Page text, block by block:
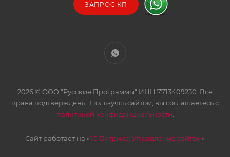
ЗАПРОС КП
2026 © ООО "Русские Программы" ИНН 7713409230. Все
права подтверждены. Пользуясь сайтом, вы соглашаетесь с
политикой конфиденциальности
Сайт работает на «1С-Битрикс: Управление сайтом»